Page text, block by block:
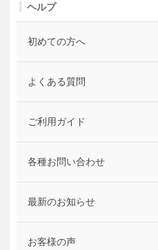
ヘルプ
初めての方へ
よくある質問
ご利用ガイド
各種お問い合わせ
最新のお知らせ
お客様の声